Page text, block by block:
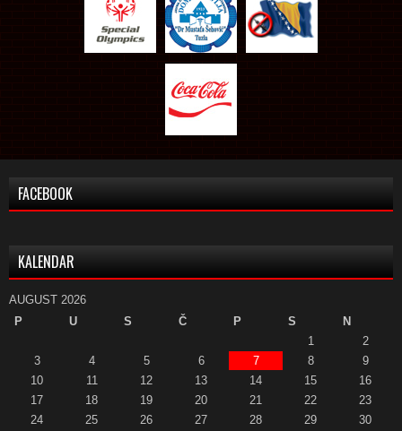
FACEBOOK
KALENDAR
AUGUST 2026
P
U S Č P S
N
1
2
3
4 5 6 7 8
9
10
11 12 13 14 15
16
17
18 19 20 21 22
23
24
25 26 27 28 29
30